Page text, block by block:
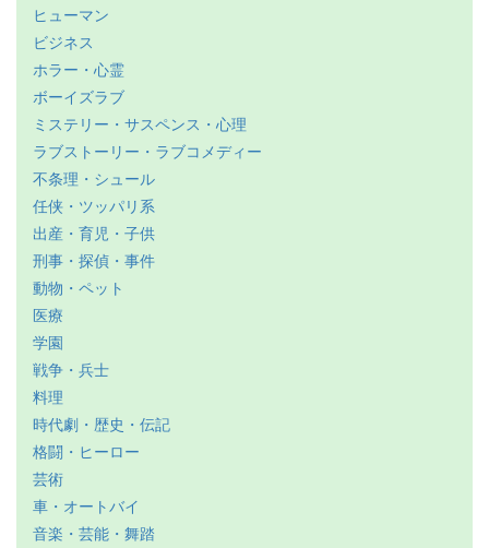
ヒューマン
ビジネス
ホラー・心霊
ボーイズラブ
ミステリー・サスペンス・心理
ラブストーリー・ラブコメディー
不条理・シュール
任侠・ツッパリ系
出産・育児・子供
刑事・探偵・事件
動物・ペット
医療
学園
戦争・兵士
料理
時代劇・歴史・伝記
格闘・ヒーロー
芸術
車・オートバイ
音楽・芸能・舞踏